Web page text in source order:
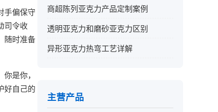
手偏保守
司令收
随时准备
是你，
好自己的
商超陈列亚克力产品定制案例
透明亚克力和磨砂亚克力区别
异形亚克力热弯工艺详解
主营产品